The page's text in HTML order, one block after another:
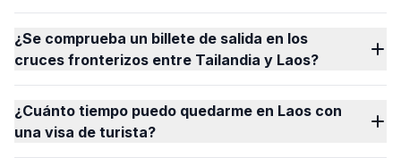
¿Se comprueba un billete de salida en los
cruces fronterizos entre Tailandia y Laos?
¿Cuánto tiempo puedo quedarme en Laos con
una visa de turista?